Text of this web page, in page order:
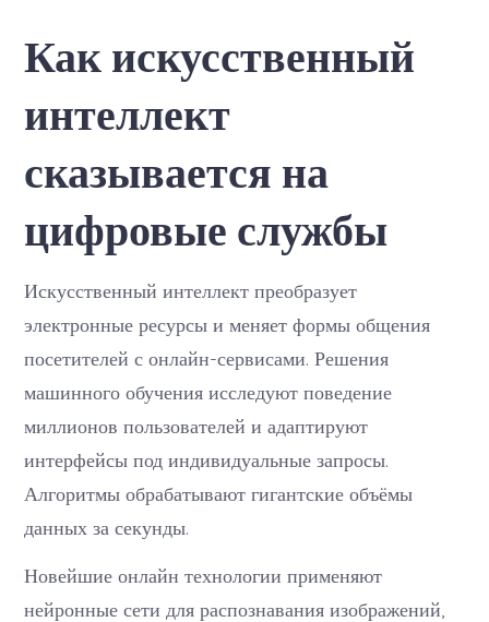
сказывается
на
цифровые
Как искусственный
интеллект
сказывается на
цифровые службы
Искусственный интеллект преобразует
электронные ресурсы и меняет формы общения
посетителей с онлайн-сервисами. Решения
машинного обучения исследуют поведение
миллионов пользователей и адаптируют
интерфейсы под индивидуальные запросы.
Алгоритмы обрабатывают гигантские объёмы
данных за секунды.
Новейшие онлайн технологии применяют
нейронные сети для распознавания изображений,